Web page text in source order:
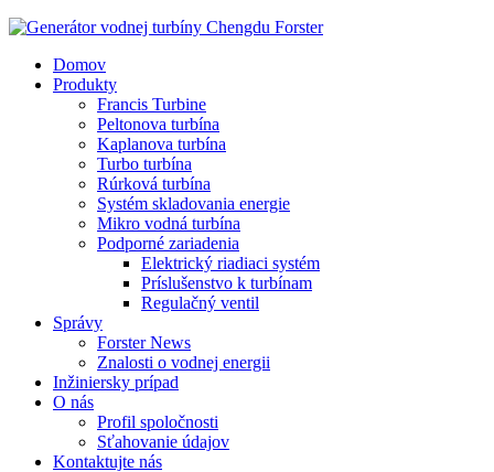
Domov
Produkty
Francis Turbine
Peltonova turbína
Kaplanova turbína
Turbo turbína
Rúrková turbína
Systém skladovania energie
Mikro vodná turbína
Podporné zariadenia
Elektrický riadiaci systém
Príslušenstvo k turbínam
Regulačný ventil
Správy
Forster News
Znalosti o vodnej energii
Inžiniersky prípad
O nás
Profil spoločnosti
Sťahovanie údajov
Kontaktujte nás